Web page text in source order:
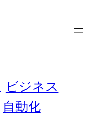
ビジネス
自動化